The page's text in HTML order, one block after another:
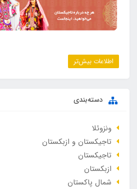
اطلاعات بیش‌تر
دسته‌بندی
ونزوئلا
تاجیکستان و ازبکستان
تاجیکستان
ازبکستان
شمال پاکستان